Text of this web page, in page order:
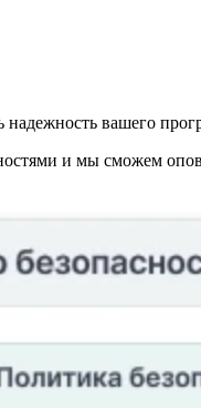
надежность вашего
и мы сможем